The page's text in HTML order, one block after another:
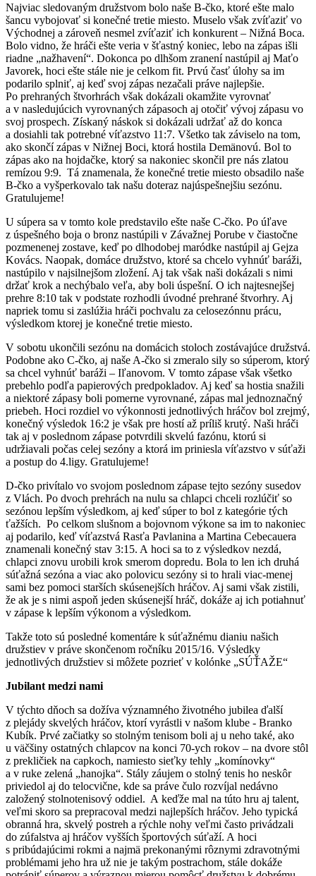
Najviac sledovaným družstvom bolo naše B-čko, ktoré ešte malo
šancu vybojovať si konečné tretie miesto. Muselo však zvíťaziť vo
Východnej a zároveň nesmel zvíťaziť ich konkurent – Nižná Boca.
Bolo vidno, že hráči ešte veria v šťastný koniec, lebo na zápas išli
riadne „nažhavení“. Dokonca po dlhšom zranení nastúpil aj Maťo
Javorek, hoci ešte stále nie je celkom fit. Prvú časť úlohy sa im
podarilo splniť, aj keď svoj zápas nezačali práve najlepšie.
Po prehraných štvorhrách však dokázali okamžite vyrovnať
a v nasledujúcich vyrovnaných zápasoch aj otočiť vývoj zápasu vo
svoj prospech. Získaný náskok si dokázali udržať až do konca
a dosiahli tak potrebné víťazstvo 11:7. Všetko tak záviselo na tom,
ako skončí zápas v Nižnej Boci, ktorá hostila Demänovú. Bol to
zápas ako na hojdačke, ktorý sa nakoniec skončil pre nás zlatou
remízou 9:9. Tá znamenala, že konečné tretie miesto obsadilo naše
B-čko a vyšperkovalo tak našu doteraz najúspešnejšiu sezónu.
Gratulujeme!
U súpera sa v tomto kole predstavilo ešte naše C-čko. Po úľave
z úspešného boja o bronz nastúpili v Závažnej Porube v čiastočne
pozmenenej zostave, keď po dlhodobej maródke nastúpil aj Gejza
Kovács. Naopak, domáce družstvo, ktoré sa chcelo vyhnúť baráži,
nastúpilo v najsilnejšom zložení. Aj tak však naši dokázali s nimi
držať krok a nechýbalo veľa, aby boli úspešní. O ich najtesnejšej
prehre 8:10 tak v podstate rozhodli úvodné prehrané štvorhry. Aj
napriek tomu si zaslúžia hráči pochvalu za celosezónnu prácu,
výsledkom ktorej je konečné tretie miesto.
V sobotu ukončili sezónu na domácich stoloch zostávajúce družstvá.
Podobne ako C-čko, aj naše A-čko si zmeralo sily so súperom, ktorý
sa chcel vyhnúť baráži – Iľanovom. V tomto zápase však všetko
prebehlo podľa papierových predpokladov. Aj keď sa hostia snažili
a niektoré zápasy boli pomerne vyrovnané, zápas mal jednoznačný
priebeh. Hoci rozdiel vo výkonnosti jednotlivých hráčov bol zrejmý,
konečný výsledok 16:2 je však pre hostí až príliš krutý. Naši hráči
tak aj v poslednom zápase potvrdili skvelú fazónu, ktorú si
udržiavali počas celej sezóny a ktorá im priniesla víťazstvo v súťaži
a postup do 4.ligy. Gratulujeme!
D-čko privítalo vo svojom poslednom zápase tejto sezóny susedov
z Vlách. Po dvoch prehrách na nulu sa chlapci chceli rozlúčiť so
sezónou lepším výsledkom, aj keď súper to bol z kategórie tých
ťažších. Po celkom slušnom a bojovnom výkone sa im to nakoniec
aj podarilo, keď víťazstvá Rasťa Pavlanina a Martina Cebecauera
znamenali konečný stav 3:15. A hoci sa to z výsledkov nezdá,
chlapci znovu urobili krok smerom dopredu. Bola to len ich druhá
súťažná sezóna a viac ako polovicu sezóny si to hrali viac-menej
sami bez pomoci starších skúsenejších hráčov. Aj sami však zistili,
že ak je s nimi aspoň jeden skúsenejší hráč, dokáže aj ich potiahnuť
v zápase k lepším výkonom a výsledkom.
Takže toto sú posledné komentáre k súťažnému dianiu našich
družstiev v práve skončenom ročníku 2015/16. Výsledky
jednotlivých družstiev si môžete pozrieť v kolónke „SÚŤAŽE“
Jubilant medzi nami
V týchto dňoch sa dožíva významného životného jubilea ďalší
z plejády skvelých hráčov, ktorí vyrástli v našom klube - Branko
Kubík. Prvé začiatky so stolným tenisom boli aj u neho také, ako
u väčšiny ostatných chlapcov na konci 70-ych rokov – na dvore stôl
z prekličiek na capkoch, namiesto sieťky tehly „komínovky“
a v ruke zelená „hanojka“. Stály záujem o stolný tenis ho neskôr
priviedol aj do telocvične, kde sa práve čulo rozvíjal nedávno
založený stolnotenisový oddiel. A keďže mal na túto hru aj talent,
veľmi skoro sa prepracoval medzi najlepších hráčov. Jeho typická
obranná hra, skvelý postreh a rýchle nohy veľmi často privádzali
do zúfalstva aj hráčov vyšších športových súťaží. A hoci
s pribúdajúcimi rokmi a najmä prekonanými rôznymi zdravotnými
problémami jeho hra už nie je takým postrachom, stále dokáže